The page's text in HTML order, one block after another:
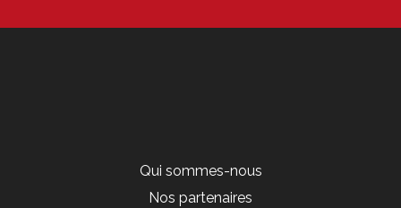
Qui sommes-nous
Nos partenaires